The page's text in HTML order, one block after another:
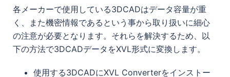
各メーカーで使用している3DCADはデータ容量が重
く、また機密情報であるという事から取り扱いに細心
の注意が必要となります。それらを解決するため、以
下の方法で3DCADデータをXVL形式に変換します。
使用する3DCADにXVL Converterをインストー